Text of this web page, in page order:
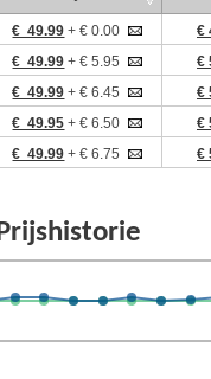
€ 49.99 + € 0.00
€
€ 49.99 + € 5.95
€
€ 49.99 + € 6.45
€
€ 49.95 + € 6.50
€
€ 49.99 + € 6.75 €